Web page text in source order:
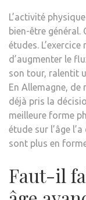
L’activité
bien-être général.
études.
d’augmenter le
son tour, ralentit
En Allemagne, de
déjà pris la
meilleure forme
étude sur l’âge
sont plus en
Faut-il